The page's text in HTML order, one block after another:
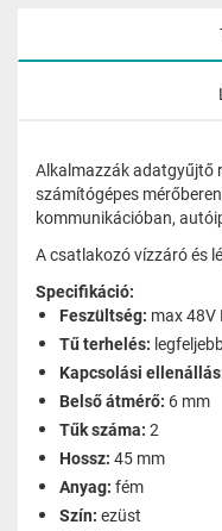
Alkalmazzák adatgyűjtő
számítógépes
kommunikációban,
A csatlakozó vízzáró és
Specifikáció:
Feszültség: max 48V
Tű terhelés:
Kapcsolási
Belső átmérő: 6 mm
Tűk száma: 2
Hossz: 45 mm
Anyag: fém
Szín: ezüst